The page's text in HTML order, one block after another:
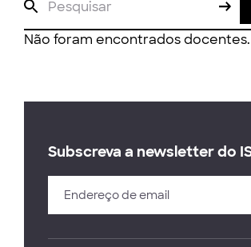
Não foram encontrados docentes.
Subscreva a newsletter do